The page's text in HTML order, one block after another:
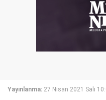
Yayınlanma: 27 Nisan 2021 Salı